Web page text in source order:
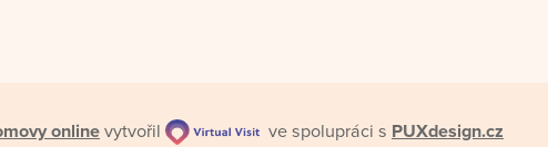
online vytvořil ve spolupráci s PUXdesign.cz